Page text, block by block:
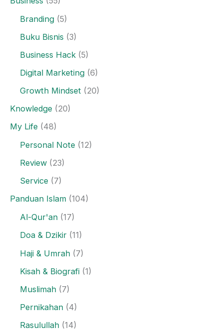
Branding (5)
Buku Bisnis (3)
Business Hack (5)
Digital Marketing (6)
Growth Mindset (20)
Knowledge (20)
My Life (48)
Personal Note (12)
Review (23)
Service (7)
Panduan Islam (104)
Al-Qur'an (17)
Doa & Dzikir (11)
Haji & Umrah (7)
Kisah & Biografi (1)
Muslimah (7)
Pernikahan (4)
Rasulullah (14)